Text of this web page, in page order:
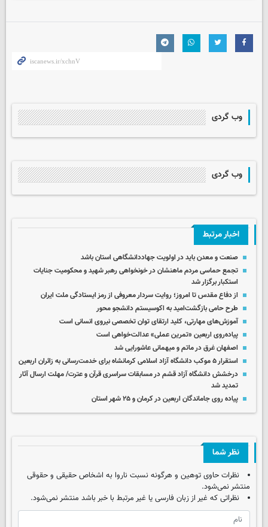
وب گردی
وب گردی
اخبار مرتبط
صنعت و معدن باید در اولویت جهاددانشگاهی استان باشد
تجمع حماسی مردم ماهنشان در خونخواهی رهبر شهید و محکومیت جنایات
استکبار برگزار شد
از دفاع مقدس تا امروز؛ روایت سردار معروفی از رمز ایستادگی ملت ایران
طرح حامی بازگشت‌امید به اکوسیستم دانشجو محور
آموزش‌های مهارتی، کلید ارتقای توان تخصصی نیروی انسانی است
پیاده‌روی اربعین «تمرین عملی» عدالت‌خواهی است
اصفهان غرق در ماتم و میهمانی عاشورایی شد
استقرار ۵ موکب دانشگاه آزاد اسلامی کرمانشاه برای خدمت‌رسانی به زائران اربعین
درخشش دانشگاه آزاد قشم در مسابقات سراسری قرآن و عترت/ مهلت ارسال آثار
تمدید شد
پیاده روی جاماندگان اربعین در کرمان و ۲۵ شهر استان
نظر شما
نظرات حاوی توهین و هرگونه نسبت ناروا به اشخاص حقیقی و حقوقی
منتشر نمی‌شود.
نظراتی که غیر از زبان فارسی یا غیر مرتبط با خبر باشد منتشر نمی‌شود.